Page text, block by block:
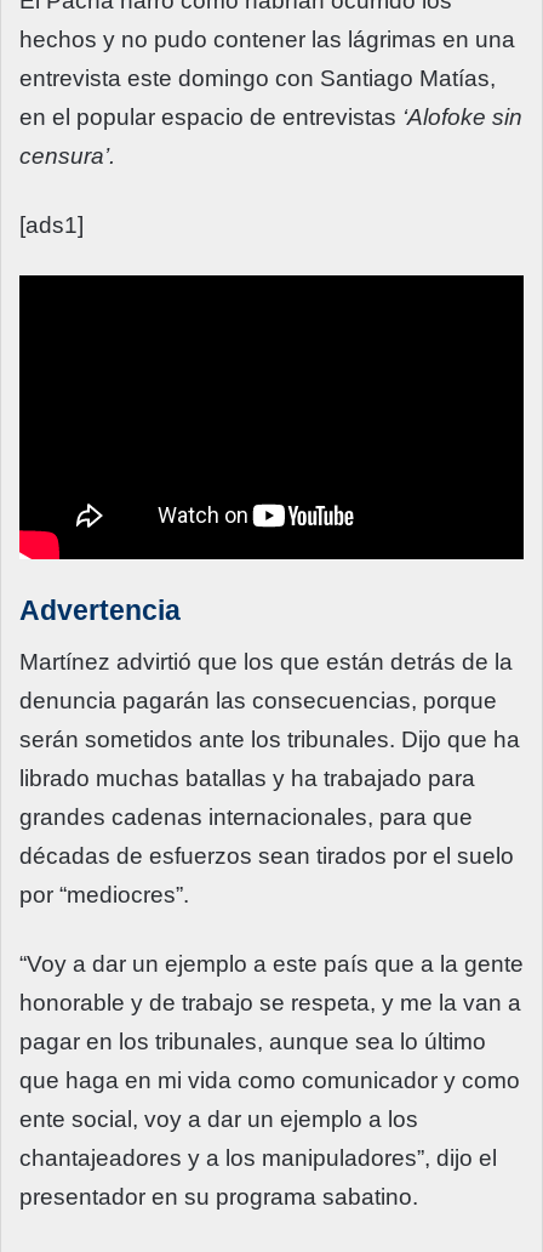
hechos y no pudo contener las lágrimas en una
entrevista este domingo con Santiago Matías,
en el popular espacio de entrevistas ‘Alofoke sin
censura’.
[ads1]
Advertencia
Martínez advirtió que los que están detrás de la
denuncia pagarán las consecuencias, porque
serán sometidos ante los tribunales. Dijo que ha
librado muchas batallas y ha trabajado para
grandes cadenas internacionales, para que
décadas de esfuerzos sean tirados por el suelo
por “mediocres”.
“Voy a dar un ejemplo a este país que a la gente
honorable y de trabajo se respeta, y me la van a
pagar en los tribunales, aunque sea lo último
que haga en mi vida como comunicador y como
ente social, voy a dar un ejemplo a los
chantajeadores y a los manipuladores”, dijo el
presentador en su programa sabatino.